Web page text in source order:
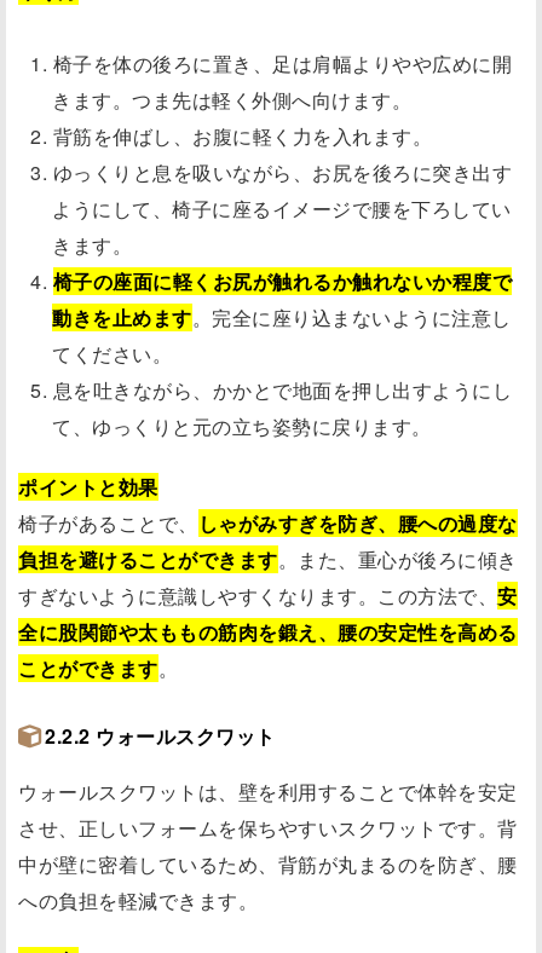
椅子を体の後ろに置き、足は肩幅よりやや広めに開
きます。つま先は軽く外側へ向けます。
背筋を伸ばし、お腹に軽く力を入れます。
ゆっくりと息を吸いながら、お尻を後ろに突き出す
ようにして、椅子に座るイメージで腰を下ろしてい
きます。
椅子の座面に軽くお尻が触れるか触れないか程度で
動きを止めます。完全に座り込まないように注意し
てください。
息を吐きながら、かかとで地面を押し出すようにし
て、ゆっくりと元の立ち姿勢に戻ります。
ポイントと効果
椅子があることで、
しゃがみすぎを防ぎ、腰への過度な
負担を避けることができます。また、重心が後ろに傾き
すぎないように意識しやすくなります。この方法で、 安
全に股関節や太ももの筋肉を鍛え、腰の安定性を高める
ことができます。
2.2.2 ウォールスクワット
ウォールスクワットは、壁を利用することで体幹を安定
させ、正しいフォームを保ちやすいスクワットです。背
中が壁に密着しているため、背筋が丸まるのを防ぎ、腰
への負担を軽減できます。